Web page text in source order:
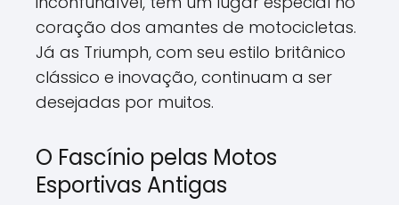
coração dos amantes de motocicletas.
Já as Triumph, com seu estilo britânico
clássico e inovação, continuam a ser
desejadas por muitos.
O Fascínio pelas Motos
Esportivas Antigas